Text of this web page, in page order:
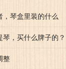
琴盒里装的什么
，买什么牌子的？
整